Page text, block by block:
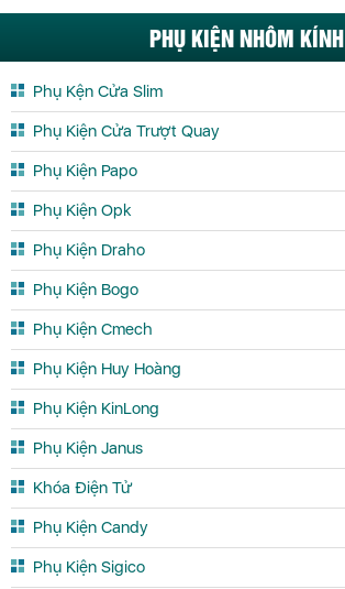
PHỤ KIỆN NHÔM KÍNH
Phụ Kện Cửa Slim
Phụ Kiện Cửa Trượt Quay
Phụ Kiện Papo
Phụ Kiện Opk
Phụ Kiện Draho
Phụ Kiện Bogo
Phụ Kiện Cmech
Phụ Kiện Huy Hoàng
Phụ Kiện KinLong
Phụ Kiện Janus
Khóa Điện Tử
Phụ Kiện Candy
Phụ Kiện Sigico